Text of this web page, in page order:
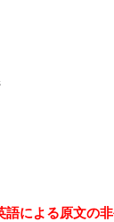
語による原文の